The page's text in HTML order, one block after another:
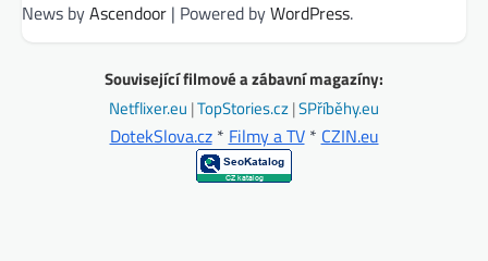
News byAscendoor | Powered byWordPress.
Související filmové a zábavní magazíny:
Netflixer.eu |TopStories.cz|SPříběhy.eu
DotekSlova.cz* Filmy a TV* CZIN.eu